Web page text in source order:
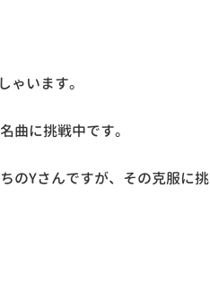
います。
曲に挑戦中です。
のYさんですが、その克服に挑